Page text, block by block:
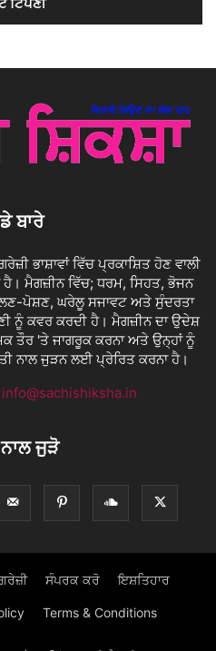
ਬਾਰੇ
ਭਾਸ਼ਾਵਾਂ ਵਿੱਚ ਪ੍ਰਕਾਸ਼ਿਤ ਹੋਣ ਵਾਲੀ
ਮੈਗਜ਼ੀਨ ਵਿੱਚ; ਧਰਮ, ਸਿਹਤ, ਭੋਜਨ
ਪੋਸ਼ਣ, ਘਰੇਲੂ ਸਜਾਵਟ ਅਤੇ ਸੁੰਦਰਤਾ
ਨੂੰ ਕਵਰ ਕਰਦੀ ਹੈ। ਮੈਗਜ਼ੀਨ ਦਾ ਉਦੇਸ਼
ਤੌਰ 'ਤੇ ਜਾਗਰੂਕ ਕਰਨਾ ਅਤੇ ਉਨ੍ਹਾਂ ਨੂੰ
ਨਾਲ ਜੁੜਨ ਲਈ ਪ੍ਰੇਰਿਤ ਕਰਨਾ ਹੈ।
info@sachishiksha.in
ਜੁੜੋ
ਸੰਪਰਕ ਕਰੋ ਇਸ਼ਤਿਹਾਰ
Terms & Conditions